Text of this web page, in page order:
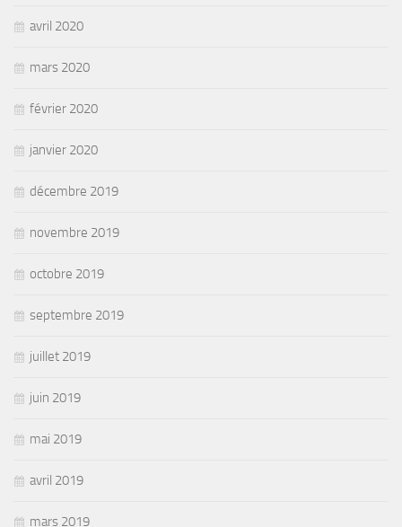
avril 2020
mars 2020
février 2020
janvier 2020
décembre 2019
novembre 2019
octobre 2019
septembre 2019
juillet 2019
juin 2019
mai 2019
avril 2019
mars 2019